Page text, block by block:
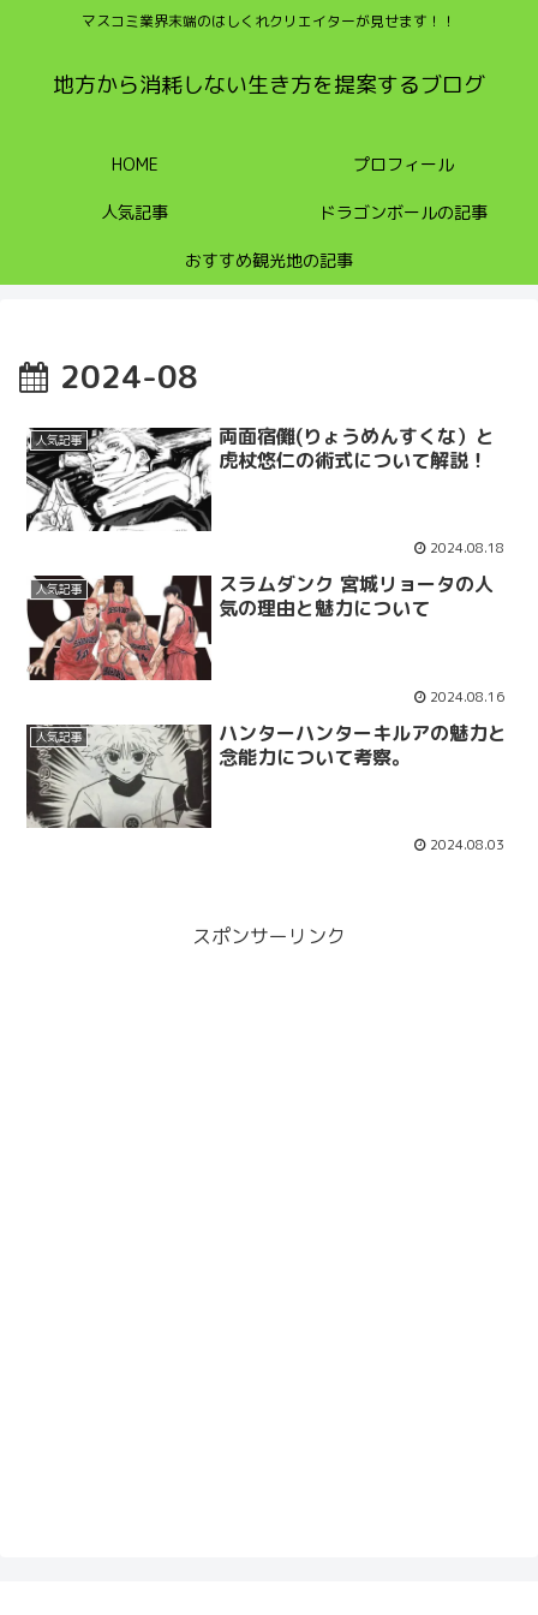
マスコミ業界末端のはしくれクリエイターが見せます！！
地方から消耗しない生き方を提案するブログ
HOME プロフィール
人気記事 ドラゴンボールの記事
おすすめ観光地の記事
2024-08
人気記事
両面宿儺(りょうめんすくな）と
虎杖悠仁の術式について解説！
2024.08.18
人気記事
スラムダンク 宮城リョータの人
気の理由と魅力について
2024.08.16
人気記事
ハンターハンターキルアの魅力と
念能力について考察。
2024.08.03
スポンサーリンク